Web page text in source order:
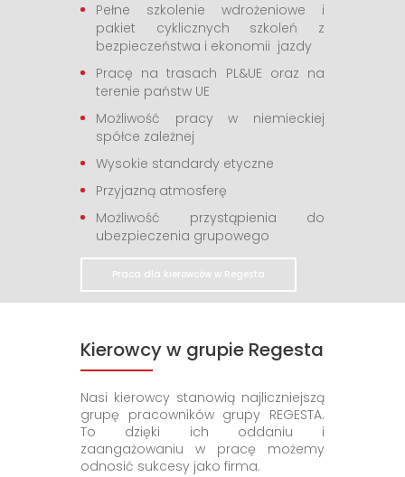
Pełne szkolenie wdrożeniowe i
pakiet cyklicznych szkoleń z
bezpieczeństwa i ekonomii jazdy
Pracę na trasach PL&UE oraz na
terenie państw UE
Możliwość pracy w niemieckiej
spółce zależnej
Wysokie standardy etyczne
Przyjazną atmosferę
Możliwość przystąpienia do
ubezpieczenia grupowego
Praca dla kierowców w Regesta
Kierowcy w grupie Regesta
Nasi kierowcy stanowią najliczniejszą
grupę pracowników grupy REGESTA.
To dzięki ich oddaniu i
zaangażowaniu w pracę możemy
odnosić sukcesy jako firma.